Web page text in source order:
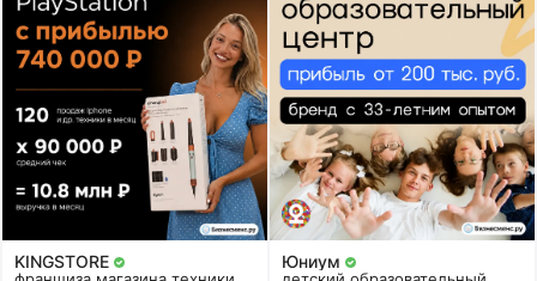
KINGSTORE Юниум